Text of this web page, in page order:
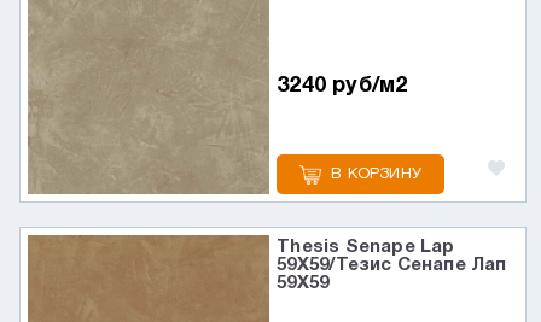
3240 руб/м2
В КОРЗИНУ
Thesis Senape Lap
59X59/Тезис Сенапе Лап
59X59